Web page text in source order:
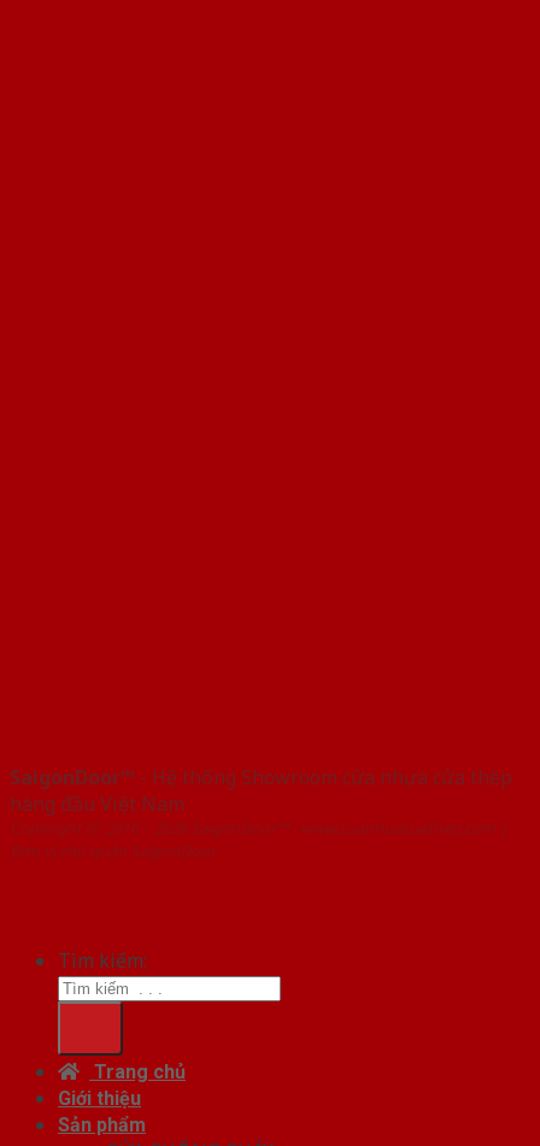
SaigonDoor™ - Hệ thống Showroom cửa nhựa cửa thép
hàng đầu Việt Nam
Copyright ⓒ 2016 – 2026 SaigonDoor™ - www.cuanhuacuathep.com |
Đơn vị chủ quản SaigonDoor
Tìm kiếm:
Trang chủ
Giới thiệu
Sản phẩm